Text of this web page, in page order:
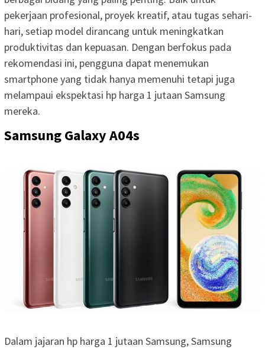
pekerjaan profesional, proyek kreatif, atau tugas sehari-
hari, setiap model dirancang untuk meningkatkan
produktivitas dan kepuasan. Dengan berfokus pada
rekomendasi ini, pengguna dapat menemukan
smartphone yang tidak hanya memenuhi tetapi juga
melampaui ekspektasi hp harga 1 jutaan Samsung
mereka.
Samsung Galaxy A04s
Dalam jajaran hp harga 1 jutaan Samsung, Samsung